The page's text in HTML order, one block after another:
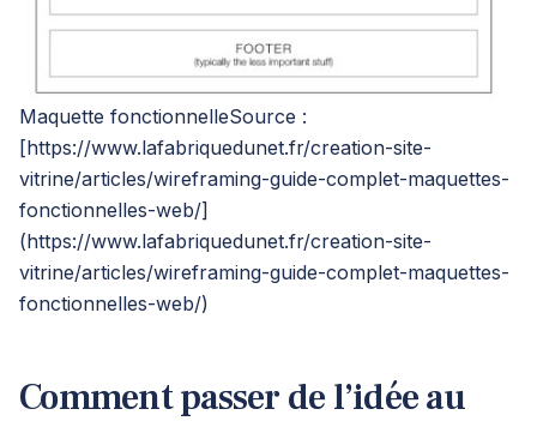
Maquette fonctionnelleSource :
[https://www.lafabriquedunet.fr/creation-site-
vitrine/articles/wireframing-guide-complet-maquettes-
fonctionnelles-web/]
(https://www.lafabriquedunet.fr/creation-site-
vitrine/articles/wireframing-guide-complet-maquettes-
fonctionnelles-web/)
Comment passer de l’idée au